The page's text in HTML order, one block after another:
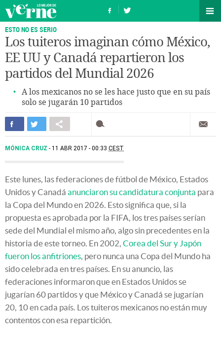
ESTO NO ES SERIO
Los tuiteros imaginan cómo México,
EE UU y Canadá repartieron los
partidos del Mundial 2026
A los mexicanos no se les hace justo que en su país
solo se jugarán 10 partidos
MÓNICA CRUZ 11 ABR 2017 - 00:33 CEST
Este lunes, las federaciones de fútbol de México, Estados
Unidos y Canadá anunciaron su candidatura conjunta para
la Copa del Mundo en 2026. Esto significa que, si la
propuesta es aprobada por la FIFA, los tres países serían
sede del Mundial el mismo año, algo sin precedentes en la
historia de este torneo. En 2002, Corea del Sur y Japón
fueron los anfitriones, pero nunca una Copa del Mundo ha
sido celebrada en tres países. En su anuncio, las
federaciones informaron que en Estados Unidos se
jugarían 60 partidos y que México y Canadá se jugarían
20, 10 en cada país. Los tuiteros mexicanos no están muy
contentos con esa repartición.